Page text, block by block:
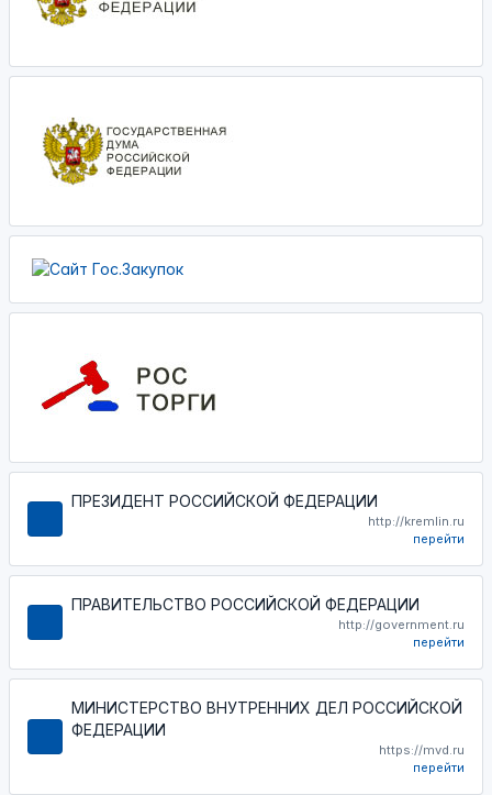
ПРЕЗИДЕНТ РОССИЙСКОЙ ФЕДЕРАЦИИ
http://kremlin.ru
перейти
ПРАВИТЕЛЬСТВО РОССИЙСКОЙ ФЕДЕРАЦИИ
http://government.ru
перейти
МИНИСТЕРСТВО ВНУТРЕННИХ ДЕЛ РОССИЙСКОЙ
ФЕДЕРАЦИИ
https://mvd.ru
перейти